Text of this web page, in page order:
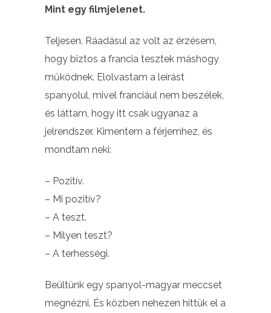
Mint egy filmjelenet.
Teljesen. Ráadásul az volt az érzésem,
hogy biztos a francia tesztek máshogy
működnek. Elolvastam a leírást
spanyolul, mivel franciául nem beszélek,
és láttam, hogy itt csak ugyanaz a
jelrendszer. Kimentem a férjemhez, és
mondtam neki:
– Pozitív.
– Mi pozitív?
– A teszt.
– Milyen teszt?
– A terhességi.
Beültünk egy spanyol-magyar meccset
megnézni. És közben nehezen hittük el a